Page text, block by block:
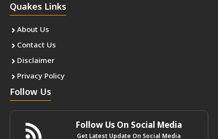
Quakes Links
About Us
Contact Us
Disclaimer
Privacy Policy
Follow Us
Follow Us On Social Media
Get Latest Update On Social Media